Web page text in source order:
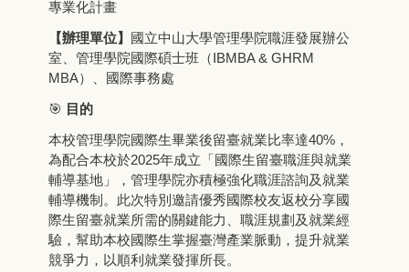
專業化計畫
【辦理單位】
國立中山大學管理學院職涯發展辦公
室、管理學院國際碩士班（IBMBA & GHRM
MBA）、國際事務處
🎯 目的
本校管理學院國際生畢業後留臺就業比率達40%，
為配合本校於2025年成立「國際生留臺職涯與就業
輔導基地」，管理學院亦積極強化職涯諮詢及就業
輔導機制。此次特別邀請優秀國際校友返校分享國
際生留臺就業所需的關鍵能力、職涯規劃及就業經
驗，幫助本校國際生掌握臺灣產業脈動，提升就業
競爭力，以順利就業發揮所長。